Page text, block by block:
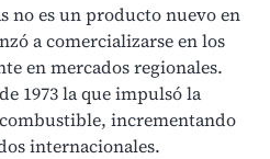
no es un producto nuevo en
a comercializarse en los
en mercados regionales.
1973 la que impulsó la
incrementando
internacionales.